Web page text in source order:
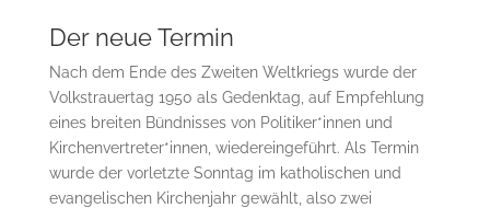
Der neue Termin
Nach dem Ende des Zweiten Weltkriegs wurde der
Volkstrauertag 1950 als Gedenktag, auf Empfehlung
eines breiten Bündnisses von Politiker*innen und
Kirchenvertreter*innen, wiedereingeführt. Als Termin
wurde der vorletzte Sonntag im katholischen und
evangelischen Kirchenjahr gewählt, also zwei